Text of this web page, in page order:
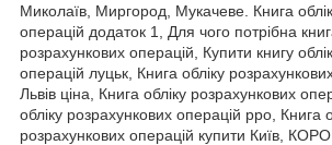
Миколаїв, Миргород, Мукачеве. Книга
операцій додаток 1, Для чого потрібна
розрахункових операцій, Купити книгу
операцій луцьк, Книга обліку
Львів ціна, Книга обліку розрахункових
обліку розрахункових операцій рро, Книга
розрахункових операцій купити Київ,